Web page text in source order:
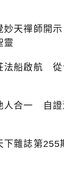
妙天禪師開
靈
法船啟航 從
人合一 自證
下雜誌第255